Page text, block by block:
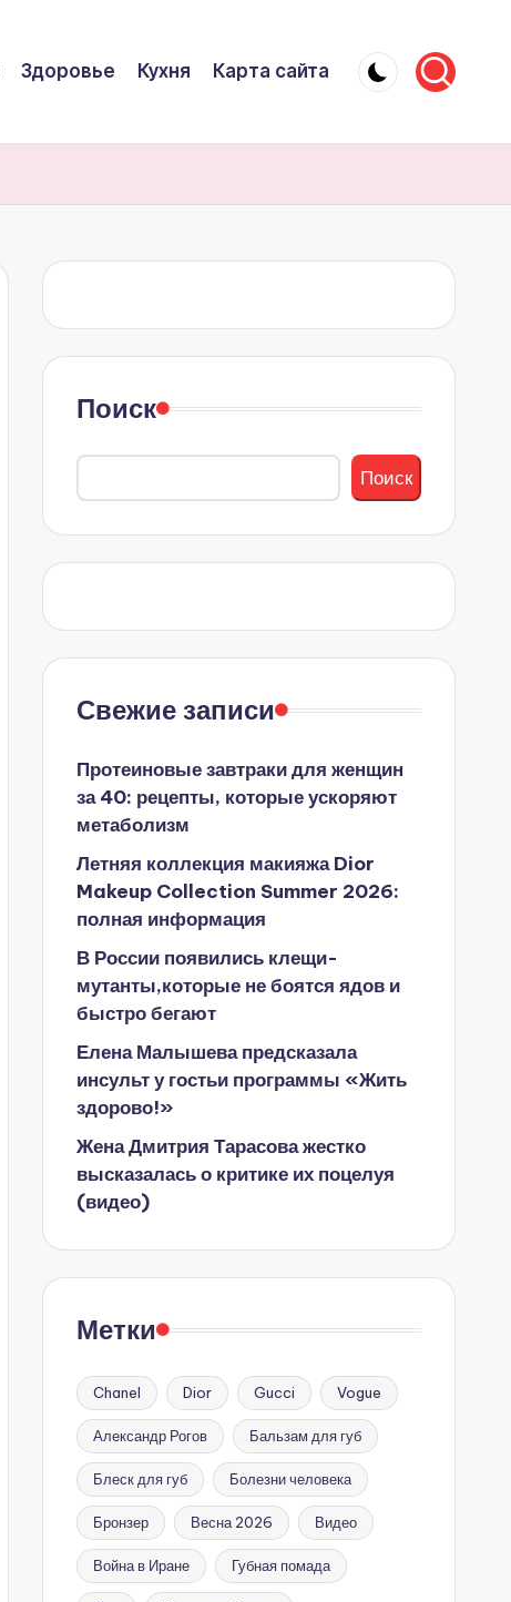
Здоровье Кухня Карта сайта
Поиск
Поиск
Свежие записи
Протеиновые завтраки для женщин
за 40: рецепты, которые ускоряют
метаболизм
Летняя коллекция макияжа Dior
Makeup Collection Summer 2026:
полная информация
В России появились клещи-
мутанты,которые не боятся ядов и
быстро бегают
Елена Малышева предсказала
инсульт у гостьи программы «Жить
здорово!»
Жена Дмитрия Тарасова жестко
высказалась о критике их поцелуя
(видео)
Метки
Chanel Dior Gucci Vogue
Александр Рогов Бальзам для губ
Блеск для губ Болезни человека
Бронзер Весна 2026 Видео
Война в Иране Губная помада